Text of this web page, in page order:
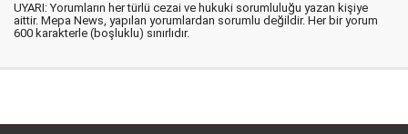
UYARI: Yorumların her türlü cezai ve hukuki sorumluluğu yazan kişiye
aittir. Mepa News, yapılan yorumlardan sorumlu değildir. Her bir yorum
600 karakterle (boşluklu) sınırlıdır.